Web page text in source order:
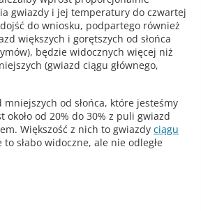
gwiazdy i jej temperatury do czwartej
do wniosku, podpartego również
większych i gorętszych od słońca
będzie widocznych więcej niż
(gwiazd ciągu głównego,
mniejszych od słońca, które jesteśmy
około od 20% do 30% z puli gwiazd
Większość z nich to gwiazdy ciągu
to słabo widoczne, ale nie odległe